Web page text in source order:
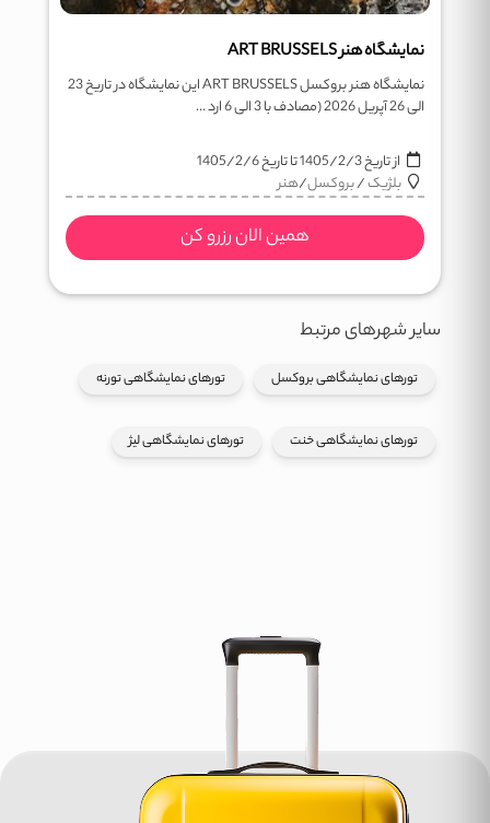
نمایشگاه هنر ART BRUSSELS
نمایشگاه هنر بروکسل ART BRUSSELS این نمایشگاه در تاریخ 23
الی 26 آپریل 2026 (مصادف با 3 الی 6 ارد ...
از تاریخ1405/2/3تا تاریخ1405/2/6
بلژیک/بروکسل/هنر
همین الان رزرو کن
سایر شهرهای مرتبط
تورهای نمایشگاهی بروکسل تورهای نمایشگاهی تورنه
تورهای نمایشگاهی خنت تورهای نمایشگاهی لیژ